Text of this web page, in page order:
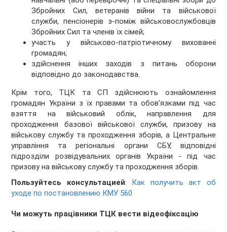
Збройних Сил, ветеранів війни та військової
служби, пенсіонерів з-поміж військовослужбовців
Збройних Сил та членів їх сімей;
участь у військово-патріотичному вихованні
громадян;
здійснення інших заходів з питань оборони
відповідно до законодавства.
Крім того, ТЦК та СП здійснюють ознайомлення
громадян України з їх правами та обов’язками під час
взяття на військовий облік, направлення для
проходження базової військової служби, призову на
військову службу та проходження зборів, а Центральне
управління та регіональні органи СБУ, відповідні
підрозділи розвідувальних органів України - під час
призову на військову службу та проходження зборів.
Пользуйтесь консультацией: Как получить акт об
уходе по постановлению КМУ 560
Чи можуть працівники ТЦК вести відеофіксацію